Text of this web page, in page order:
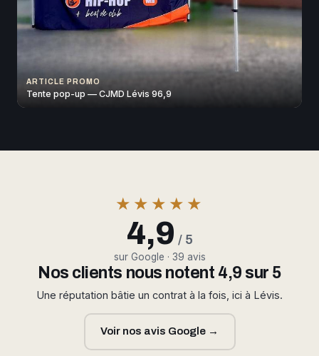
ARTICLE PROMO
Tente pop-up — CJMD Lévis 96,9
★★★★★
4,9 / 5
sur Google · 39 avis
Nos clients nous notent 4,9 sur 5
Une réputation bâtie un contrat à la fois, ici à Lévis.
Voir nos avis Google →